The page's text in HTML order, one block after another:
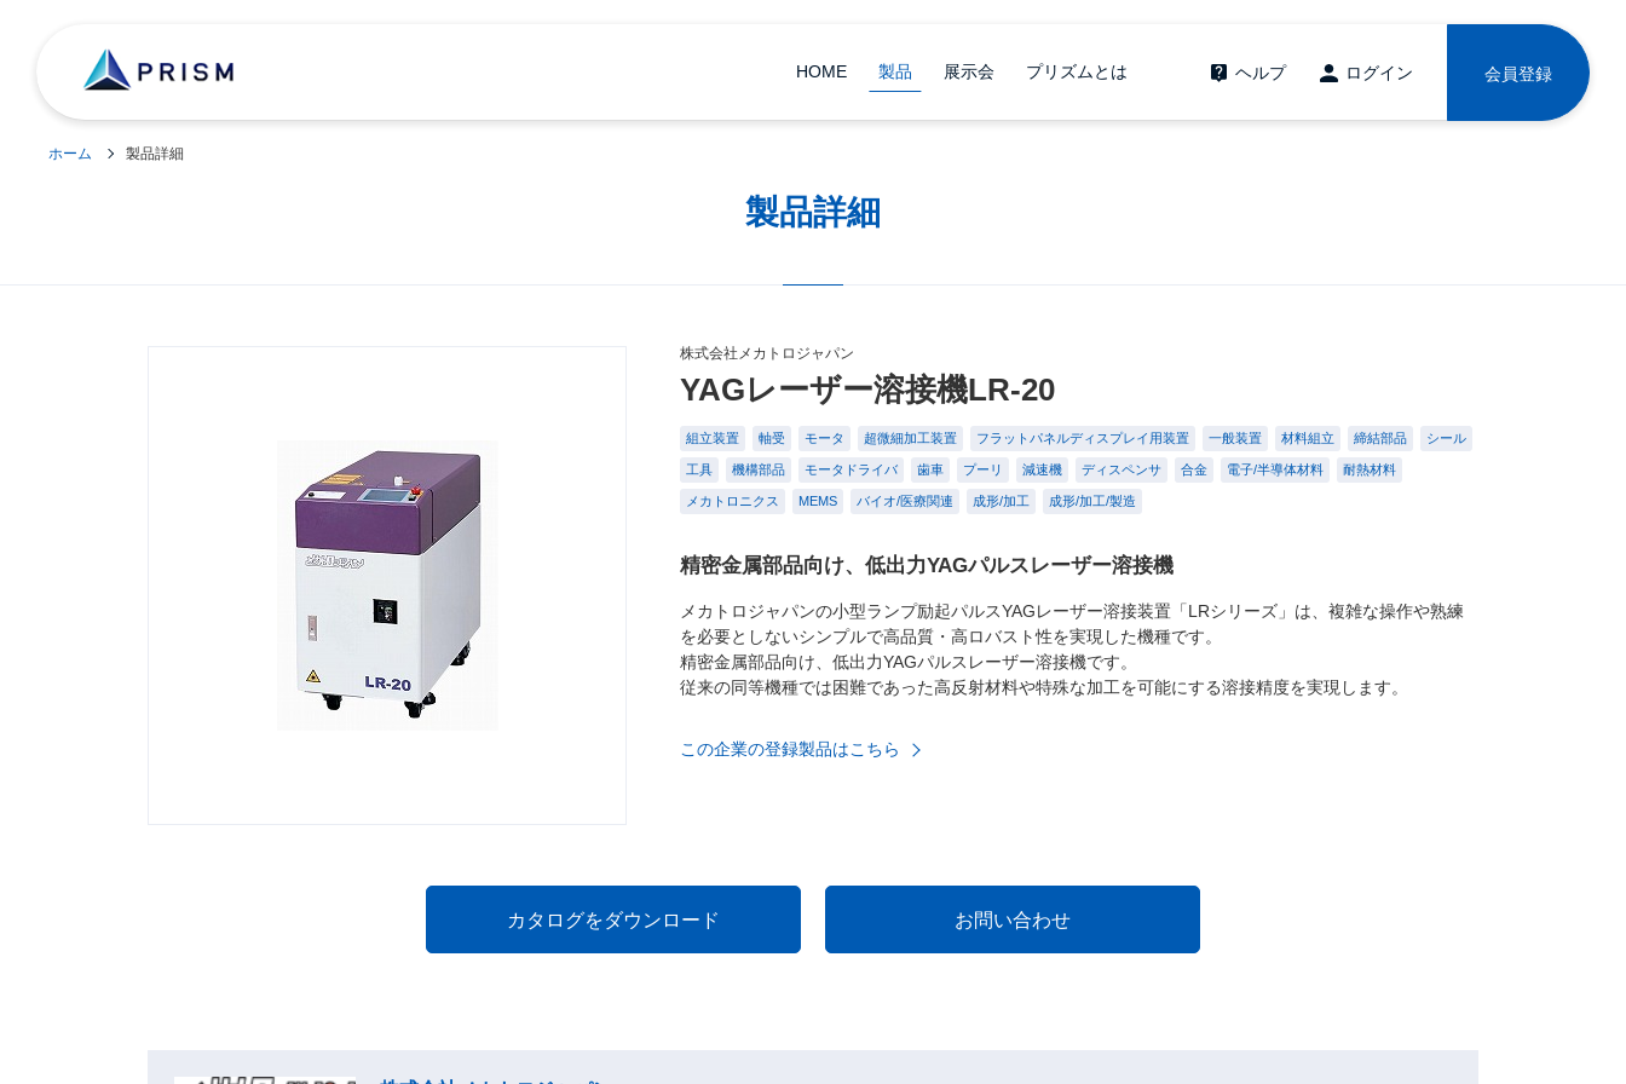
HOME 製品 展示会 プリズムとは ヘルプ ログイン 会員登録
ホーム 製品詳細
製品詳細
株式会社メカトロジャパン
YAGレーザー溶接機LR-20
組立装置 軸受 モータ 超微細加工装置 フラットパネルディスプレイ用装置 一般装置 材料組立 締結部品 シール
工具 機構部品 モータドライバ 歯車 プーリ 減速機 ディスペンサ 合金 電子/半導体材料 耐熱材料
メカトロニクス MEMS バイオ/医療関連 成形/加工 成形/加工/製造
精密金属部品向け、低出力YAGパルスレーザー溶接機
メカトロジャパンの小型ランプ励起パルスYAGレーザー溶接装置「LRシリーズ」は、複雑な操作や熟練
を必要としないシンプルで高品質・高ロバスト性を実現した機種です。
精密金属部品向け、低出力YAGパルスレーザー溶接機です。
従来の同等機種では困難であった高反射材料や特殊な加工を可能にする溶接精度を実現します。
この企業の登録製品はこちら